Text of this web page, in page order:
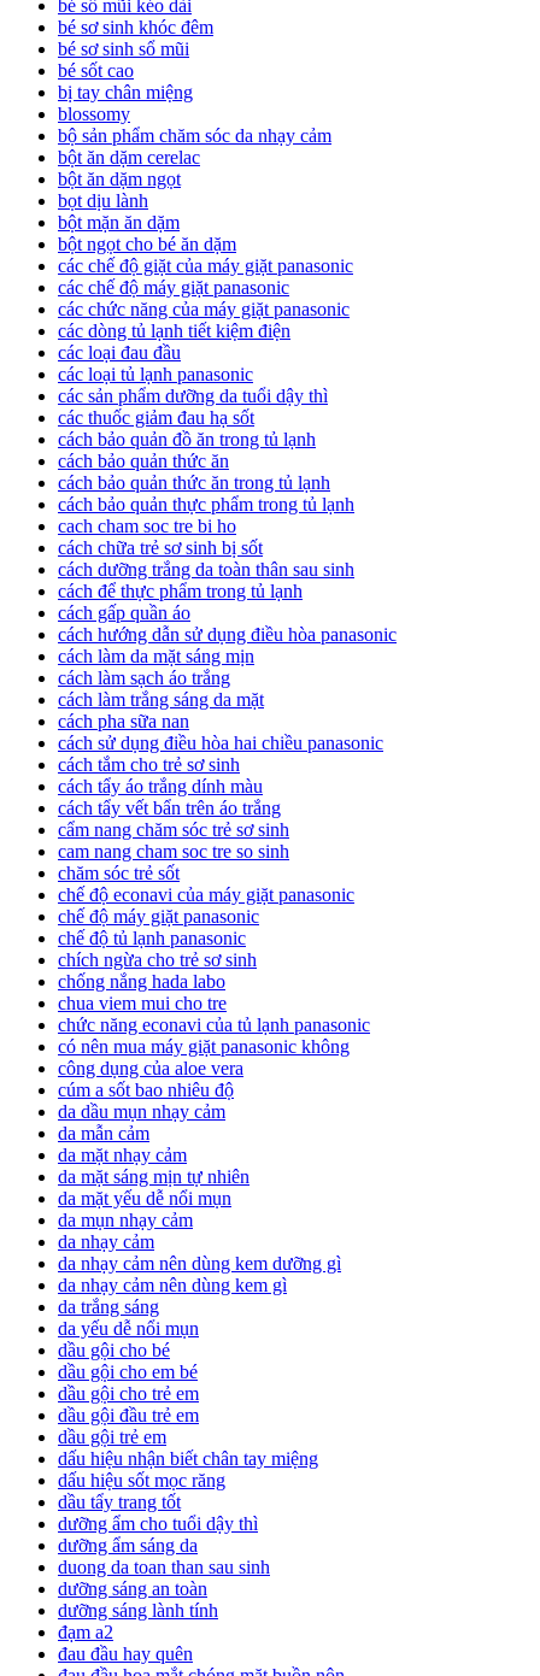
bé sổ mũi kéo dài
bé sơ sinh khóc đêm
bé sơ sinh sổ mũi
bé sốt cao
bị tay chân miệng
blossomy
bộ sản phẩm chăm sóc da nhạy cảm
bột ăn dặm cerelac
bột ăn dặm ngọt
bọt dịu lành
bột mặn ăn dặm
bột ngọt cho bé ăn dặm
các chế độ giặt của máy giặt panasonic
các chế độ máy giặt panasonic
các chức năng của máy giặt panasonic
các dòng tủ lạnh tiết kiệm điện
các loại đau đầu
các loại tủ lạnh panasonic
các sản phẩm dưỡng da tuổi dậy thì
các thuốc giảm đau hạ sốt
cách bảo quản đồ ăn trong tủ lạnh
cách bảo quản thức ăn
cách bảo quản thức ăn trong tủ lạnh
cách bảo quản thực phẩm trong tủ lạnh
cach cham soc tre bi ho
cách chữa trẻ sơ sinh bị sốt
cách dưỡng trắng da toàn thân sau sinh
cách để thực phẩm trong tủ lạnh
cách gấp quần áo
cách hướng dẫn sử dụng điều hòa panasonic
cách làm da mặt sáng mịn
cách làm sạch áo trắng
cách làm trắng sáng da mặt
cách pha sữa nan
cách sử dụng điều hòa hai chiều panasonic
cách tắm cho trẻ sơ sinh
cách tẩy áo trắng dính màu
cách tẩy vết bẩn trên áo trắng
cẩm nang chăm sóc trẻ sơ sinh
cam nang cham soc tre so sinh
chăm sóc trẻ sốt
chế độ econavi của máy giặt panasonic
chế độ máy giặt panasonic
chế độ tủ lạnh panasonic
chích ngừa cho trẻ sơ sinh
chống nắng hada labo
chua viem mui cho tre
chức năng econavi của tủ lạnh panasonic
có nên mua máy giặt panasonic không
công dụng của aloe vera
cúm a sốt bao nhiêu độ
da dầu mụn nhạy cảm
da mẫn cảm
da mặt nhạy cảm
da mặt sáng mịn tự nhiên
da mặt yếu dễ nổi mụn
da mụn nhạy cảm
da nhạy cảm
da nhạy cảm nên dùng kem dưỡng gì
da nhạy cảm nên dùng kem gì
da trắng sáng
da yếu dễ nổi mụn
dầu gội cho bé
dầu gội cho em bé
dầu gội cho trẻ em
dầu gội đầu trẻ em
dầu gội trẻ em
dấu hiệu nhận biết chân tay miệng
dấu hiệu sốt mọc răng
dầu tẩy trang tốt
dưỡng ẩm cho tuổi dậy thì
dưỡng ẩm sáng da
duong da toan than sau sinh
dưỡng sáng an toàn
dưỡng sáng lành tính
đạm a2
đau đầu hay quên